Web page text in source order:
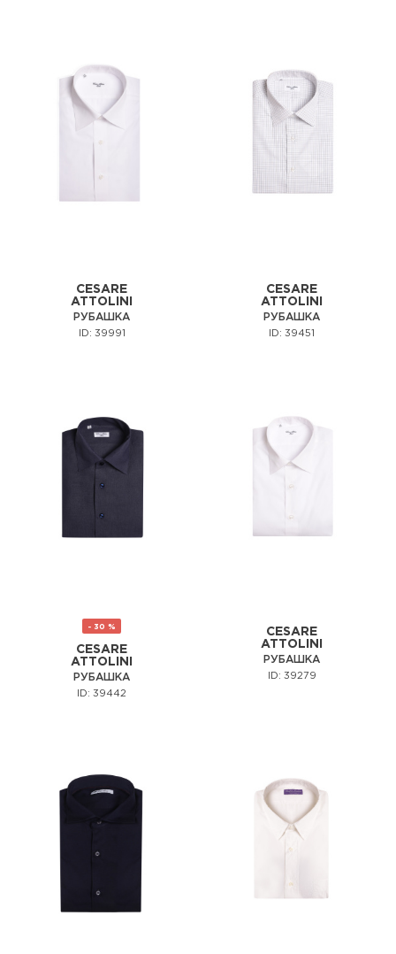
CESARE
ATTOLINI
РУБАШКА
ID: 39991
CESARE
ATTOLINI
РУБАШКА
ID: 39451
- 30 %
CESARE
ATTOLINI
РУБАШКА
ID: 39442
CESARE
ATTOLINI
РУБАШКА
ID: 39279